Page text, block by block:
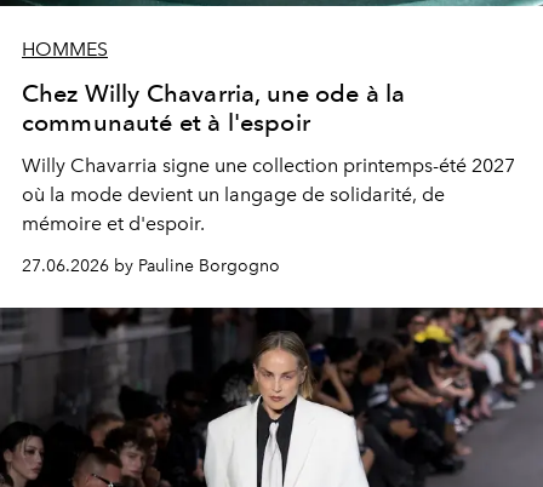
HOMMES
Chez Willy Chavarria, une ode à la
communauté et à l'espoir
Willy Chavarria signe une collection printemps-été 2027
où la mode devient un langage de solidarité, de
mémoire et d'espoir.
27.06.2026 by Pauline Borgogno